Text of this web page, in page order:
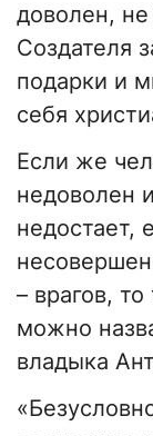
доволен,
Создателя
подарки и
себя
Если же
недоволен
недостает,
– врагов,
можно
владыка